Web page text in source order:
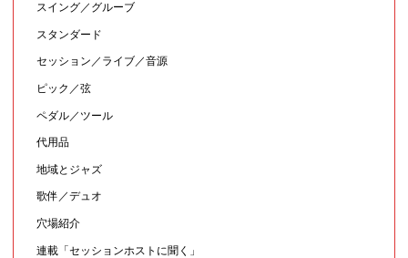
スイング／グルーブ
スタンダード
セッション／ライブ／音源
ピック／弦
ペダル／ツール
代用品
地域とジャズ
歌伴／デュオ
穴場紹介
連載「セッションホストに聞く」